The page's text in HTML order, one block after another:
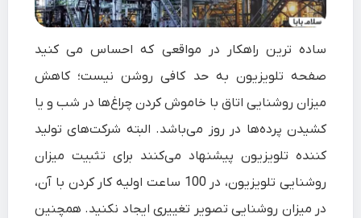
ساده ترین راهکار در مواقعی که احساس می کنید
صفحه تلویزیون به حد کافی روشن نیست؛ کاهش
میزان روشنایی اتاق با خاموش کردن چراغ‌ها در شب و یا
کشیدن پرده‌ها در روز می‌باشد. البته شرکت‌های تولید
کننده تلویزیون پیشنهاد می‌کنند برای تثبیت میزان
روشنایی تلویزیون، در 100 ساعت اولیه کار کردن با آن،
در میزان روشنایی تصویر تغییری ایجاد نکنید. همچنین